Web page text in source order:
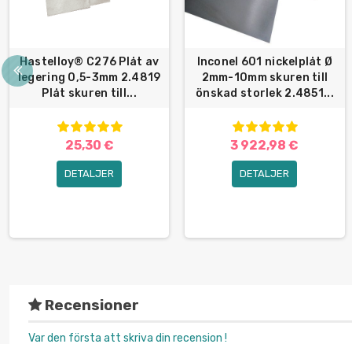
Hastelloy® C276 Plåt av
legering 0,5-3mm 2.4819
Plåt skuren till...
25,30 €
DETALJER
Inconel 601 nickelplåt Ø
2mm-10mm skuren till
önskad storlek 2.4851...
3 922,98 €
DETALJER
Recensioner
Var den första att skriva din recension !